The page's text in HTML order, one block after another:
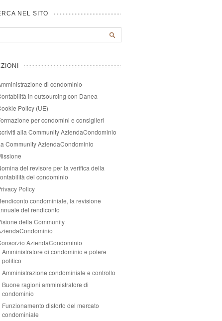
NEL SITO
di condominio
in outsourcing con Danea
Policy (UE)
per condomini e consiglieri
alla Community AziendaCondominio
Community AziendaCondominio
del revisore per la verifica della
del condominio
Policy
condominiale, la revisione
del rendiconto
della Community
AziendaCondominio
Amministratore di condominio e potere
politico
Amministrazione condominiale e controllo
Buone ragioni amministratore di
condominio
Funzionamento distorto del mercato
condominiale